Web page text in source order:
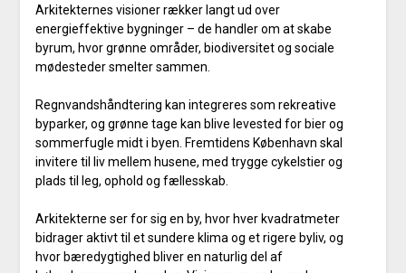
Arkitekternes visioner rækker langt ud over
energieffektive bygninger – de handler om at skabe
byrum, hvor grønne områder, biodiversitet og sociale
mødesteder smelter sammen.
Regnvandshåndtering kan integreres som rekreative
byparker, og grønne tage kan blive levested for bier og
sommerfugle midt i byen. Fremtidens København skal
invitere til liv mellem husene, med trygge cykelstier og
plads til leg, ophold og fællesskab.
Arkitekterne ser for sig en by, hvor hver kvadratmeter
bidrager aktivt til et sundere klima og et rigere byliv, og
hvor bæredygtighed bliver en naturlig del af